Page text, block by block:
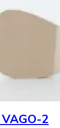
VAGO-2